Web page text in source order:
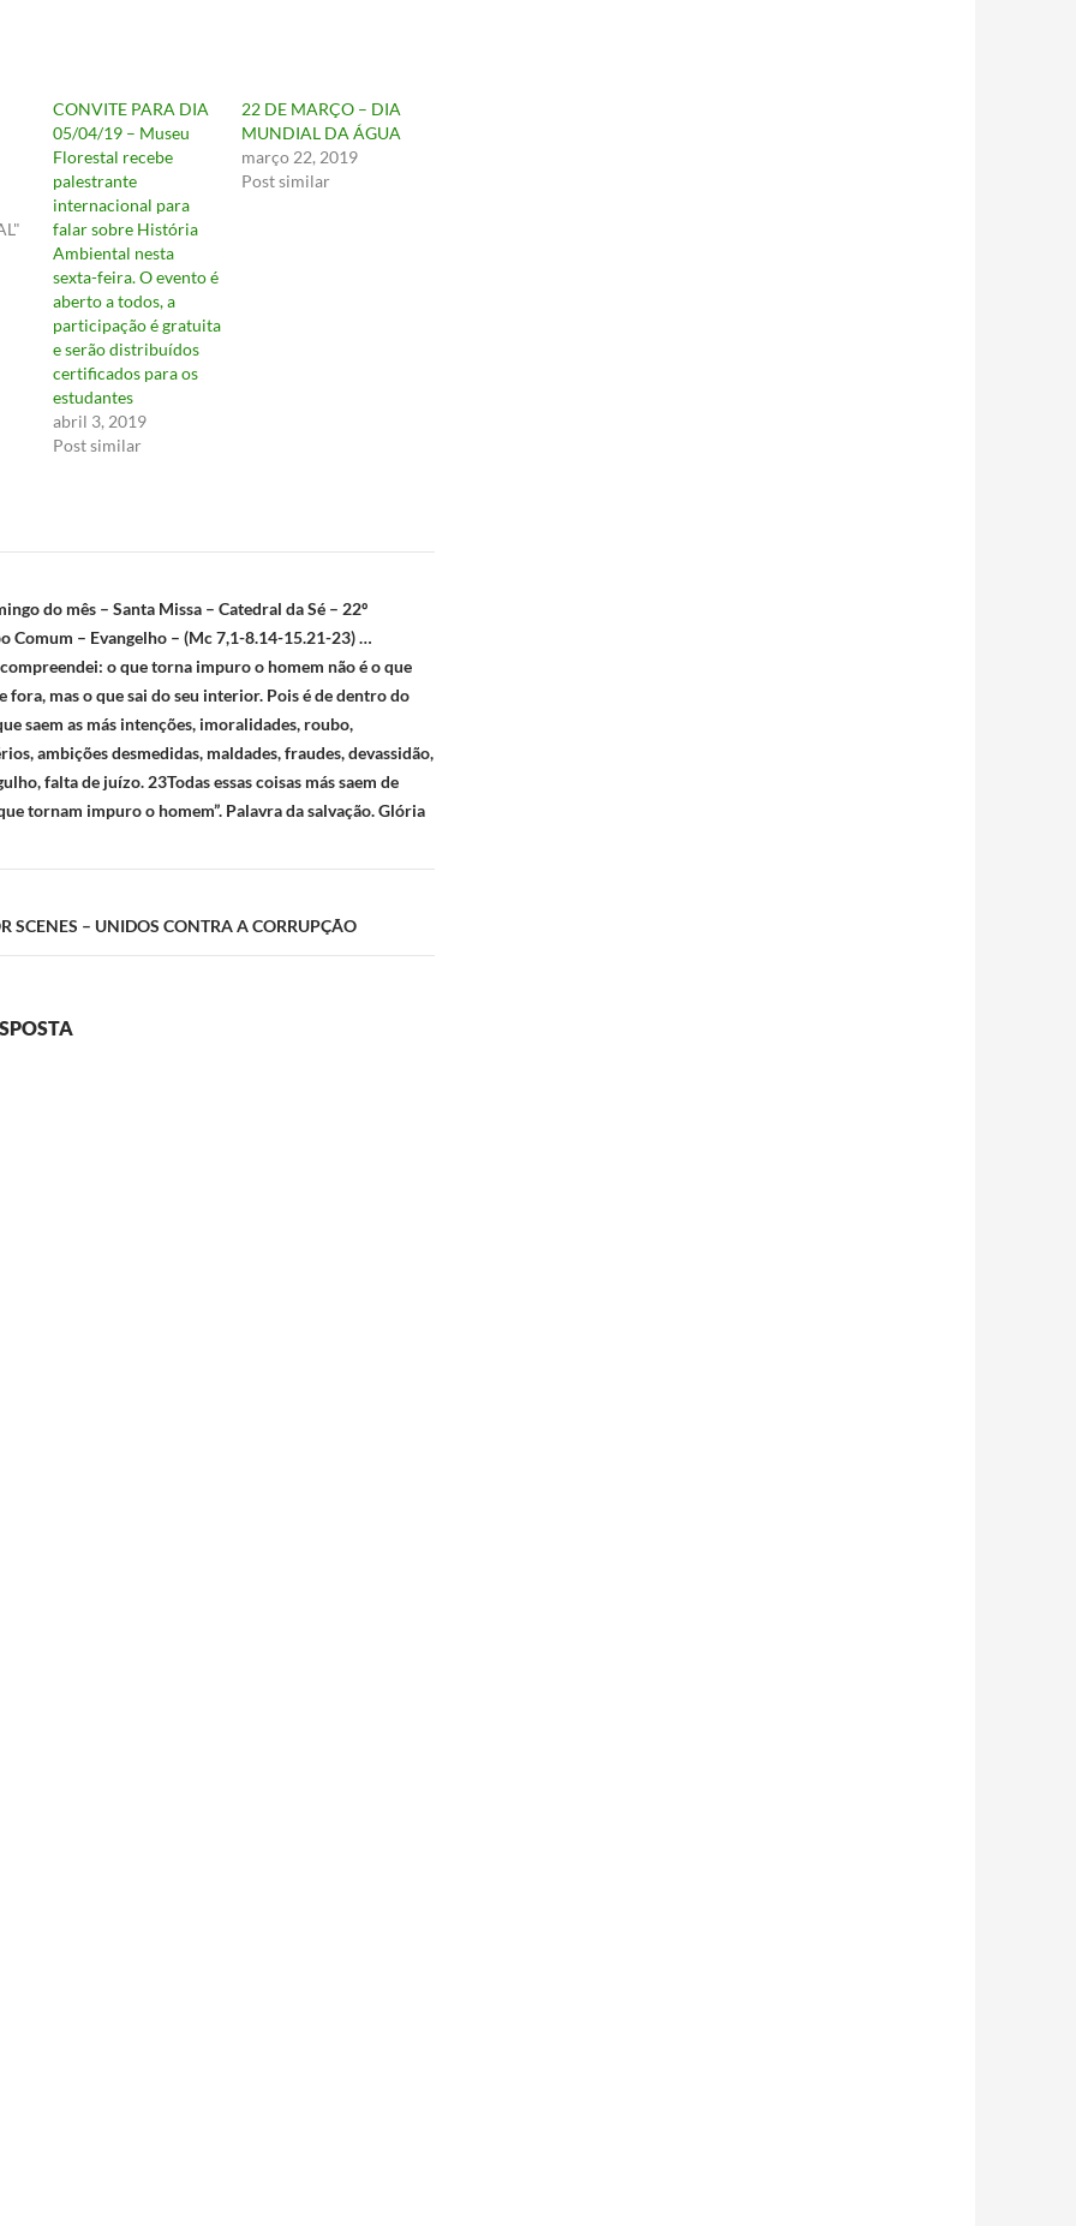
CONVITE PARA DIA
05/04/19 – Museu
Florestal recebe
palestrante
internacional para
falar sobre História
Ambiental nesta
sexta-feira. O evento é
aberto a todos, a
participação é gratuita
e serão distribuídos
certificados para os
estudantes
abril 3, 2019
Post similar
22 DE MARÇO – DIA
MUNDIAL DA ÁGUA
março 22, 2019
Post similar
do mês – Santa Missa – Catedral da Sé – 22º
Comum – Evangelho – (Mc 7,1-8.14-15.21-23) …
o que torna impuro o homem não é o que
fora, mas o que sai do seu interior. Pois é de dentro do
saem as más intenções, imoralidades, roubo,
ambições desmedidas, maldades, fraudes, devassidão,
falta de juízo. 23Todas essas coisas más saem de
tornam impuro o homem”. Palavra da salvação. Glória
SCENES – UNIDOS CONTRA A CORRUPÇÃO